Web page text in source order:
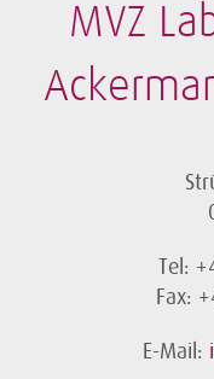
MVZ
Tel:
Fax:
E-Mail: